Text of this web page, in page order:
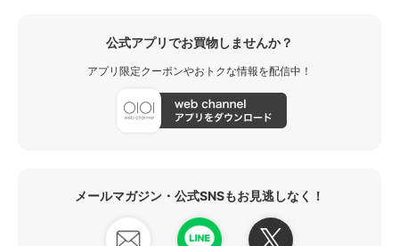
公式アプリでお買物しませんか？
アプリ限定クーポンやおトクな情報を配信中！
メールマガジン・公式SNSもお見逃しなく！